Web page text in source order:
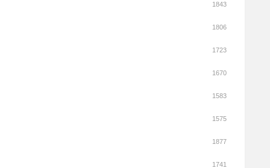
1843
1806
1723
1670
1583
1575
1877
1741